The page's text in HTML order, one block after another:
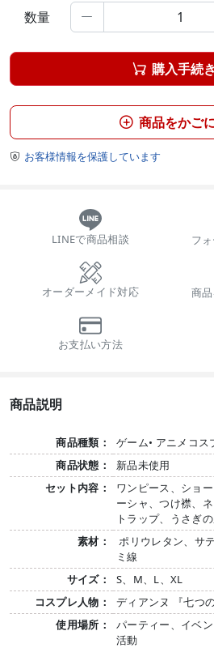
数量 
 購入手続
 商品をかご
 お客様情報を保護しています
LINEで商品相談 フ
オーダーメイド対応 商
お支払い方法
商品説明
商品種類：
ゲーム• アニメコ
商品状態：
新品未使用
セット内容：
ワンピース、ショ
ーシャ、つけ襟、
トラップ、うさぎ
素材：
ポリウレタン、サ
ミ線
サイズ：
S、M、L、XL
コスプレ人物：
ディアンヌ 『七つ
使用場所：
パーティー、イベ
活動